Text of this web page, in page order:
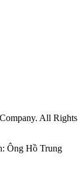
All Rights
Ông Hồ Trung